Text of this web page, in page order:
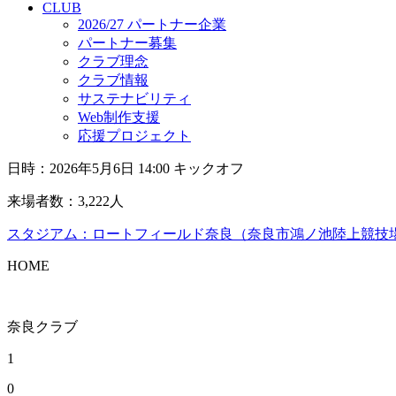
CLUB
2026/27 パートナー企業
パートナー募集
クラブ理念
クラブ情報
サステナビリティ
Web制作支援
応援プロジェクト
日時：2026年5月6日 14:00 キックオフ
来場者数：3,222人
スタジアム：ロートフィールド奈良（奈良市鴻ノ池陸上競技
HOME
奈良クラブ
1
0